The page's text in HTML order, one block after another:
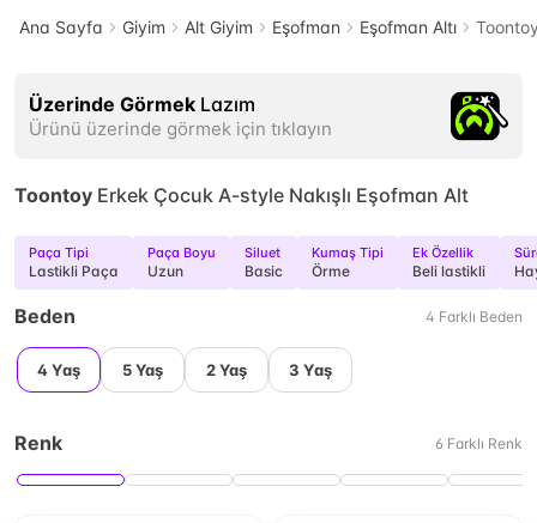
Ana Sayfa Giyim Alt Giyim Eşofman Eşofman Altı
Üzerinde Görmek Lazım
Ürünü üzerinde görmek için tıklayın
Toontoy Erkek Çocuk A-style Nakışlı Eşofman Alt
Paça Tipi
Lastikli Paça
Paça Boyu
Uzun
Siluet
Basic
Kumaş Tipi
Örme
Ek Özellik
Beli lastikli
Beden 4 Farklı Beden
4 Yaş 5 Yaş 2 Yaş 3 Yaş
Renk 6 Farklı Renk